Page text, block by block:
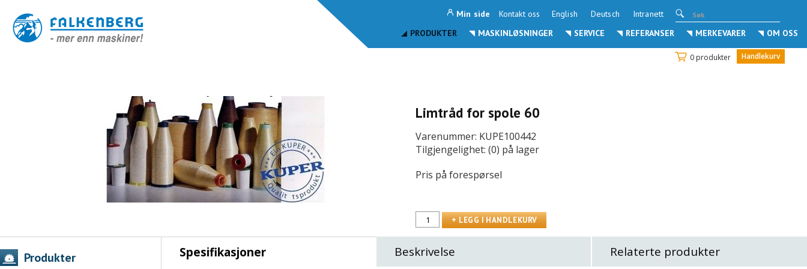
English Deutsch Intranett
Kontakt oss
Min side
PRODUKTER
MASKINLØSNINGER SERVICE REFERANSER MERKEVARER OM OSS
0 produkter Handlekurv
Limtråd for spole 60
Varenummer: KUPE100442
Tilgjengelighet: (0) på lager
Pris på forespørsel
Produkter Spesifikasjoner Beskrivelse Relaterte produkter